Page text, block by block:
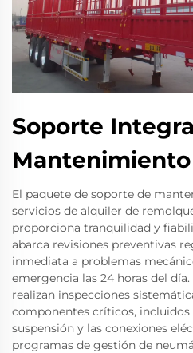
Soporte
Mantenimiento
El paquete de soporte de
servicios de alquiler de
proporciona tranquilidad y
abarca revisiones preventivas
inmediata a problemas
emergencia las 24 horas del
realizan inspecciones
componentes críticos, incluidos
suspensión y las conexiones
programas de gestión de